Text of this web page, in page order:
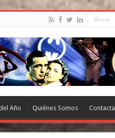
Año Quiénes Somos Contacta